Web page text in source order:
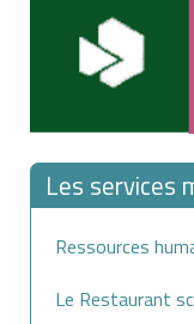
Les services
Ressources
Le Restaurant